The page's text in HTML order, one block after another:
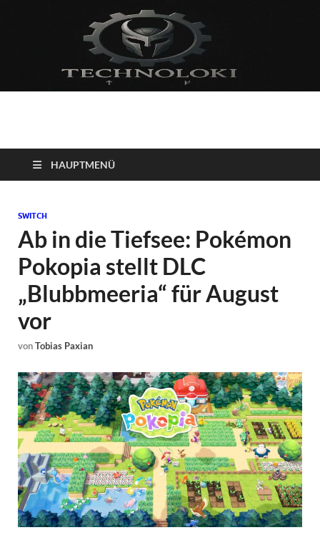
Technoloki: Gaming
und Entertainment
News
Blockbuster, Indie-Perlen und Retro-Klassiker.
HAUPTMENÜ
SWITCH
Ab in die Tiefsee: Pokémon
Pokopia stellt DLC
„Blubbmeeria“ für August
vor
vonTobias Paxian